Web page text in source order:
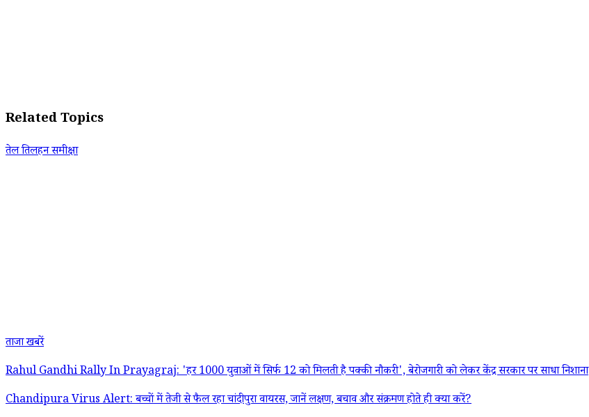
Related Topics
तेल तिलहन समीक्षा
ताजा खबरें
Rahul Gandhi Rally In Prayagraj: 'हर 1000 युवाओं में सिर्फ 12 को मिलती है पक्की नौकरी', बेरोजगारी को लेकर केंद्र सरकार पर साधा निशाना
Chandipura Virus Alert: बच्चों में तेजी से फैल रहा चांदीपुरा वायरस, जानें लक्षण, बचाव और संक्रमण होते ही क्या करें?